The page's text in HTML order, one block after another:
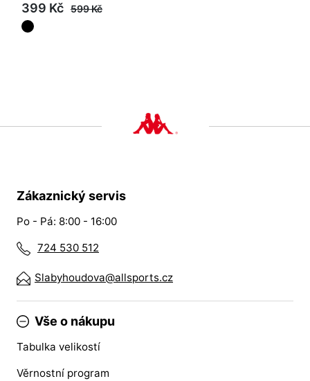
399 Kč 599 Kč
Zákaznický servis
Po - Pá: 8:00 - 16:00
724 530 512
Slabyhoudova@allsports.cz
Vše o nákupu
Tabulka velikostí
Věrnostní program